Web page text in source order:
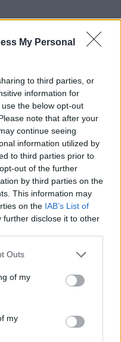
My Personal
to third parties, or
information for
the below opt-out
note that after your
continue seeing
information utilized by
to third parties prior to
out of the further
by third parties on the
This information may
on the IAB’s List of
further disclose it to other
Outs
of my
my
con la